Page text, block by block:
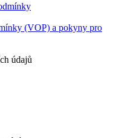
(VOP) a pokyny pro
údajů